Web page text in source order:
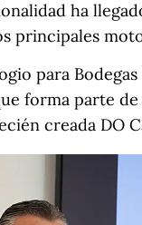
ha
principales
para
forma parte
creada DO